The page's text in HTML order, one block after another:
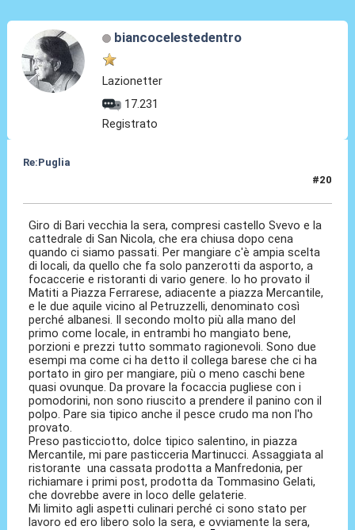
biancocelestedentro
Lazionetter
17.231
Registrato
Re:Puglia
#20
Giro di Bari vecchia la sera, compresi castello Svevo e la
cattedrale di San Nicola, che era chiusa dopo cena
quando ci siamo passati. Per mangiare c'è ampia scelta
di locali, da quello che fa solo panzerotti da asporto, a
focaccerie e ristoranti di vario genere. Io ho provato il
Matiti a Piazza Ferrarese, adiacente a piazza Mercantile,
e le due aquile vicino al Petruzzelli, denominato così
perché albanesi. Il secondo molto più alla mano del
primo come locale, in entrambi ho mangiato bene,
porzioni e prezzi tutto sommato ragionevoli. Sono due
esempi ma come ci ha detto il collega barese che ci ha
portato in giro per mangiare, più o meno caschi bene
quasi ovunque. Da provare la focaccia pugliese con i
pomodorini, non sono riuscito a prendere il panino con il
polpo. Pare sia tipico anche il pesce crudo ma non l'ho
provato.
Preso pasticciotto, dolce tipico salentino, in piazza
Mercantile, mi pare pasticceria Martinucci. Assaggiata al
ristorante una cassata prodotta a Manfredonia, per
richiamare i primi post, prodotta da Tommasino Gelati,
che dovrebbe avere in loco delle gelaterie.
Mi limito agli aspetti culinari perché ci sono stato per
lavoro ed ero libero solo la sera, e ovviamente la sera,